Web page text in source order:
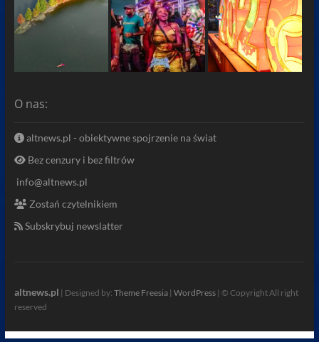
O nas:
altnews.pl - obiektywne spojrzenie na świat
Bez cenzury i bez filtrów
info@altnews.pl
Zostań czytelnikiem
Subskrybuj newslatter
altnews.pl | Designed by: Theme Freesia| WordPress| © Copyright All right
reserved